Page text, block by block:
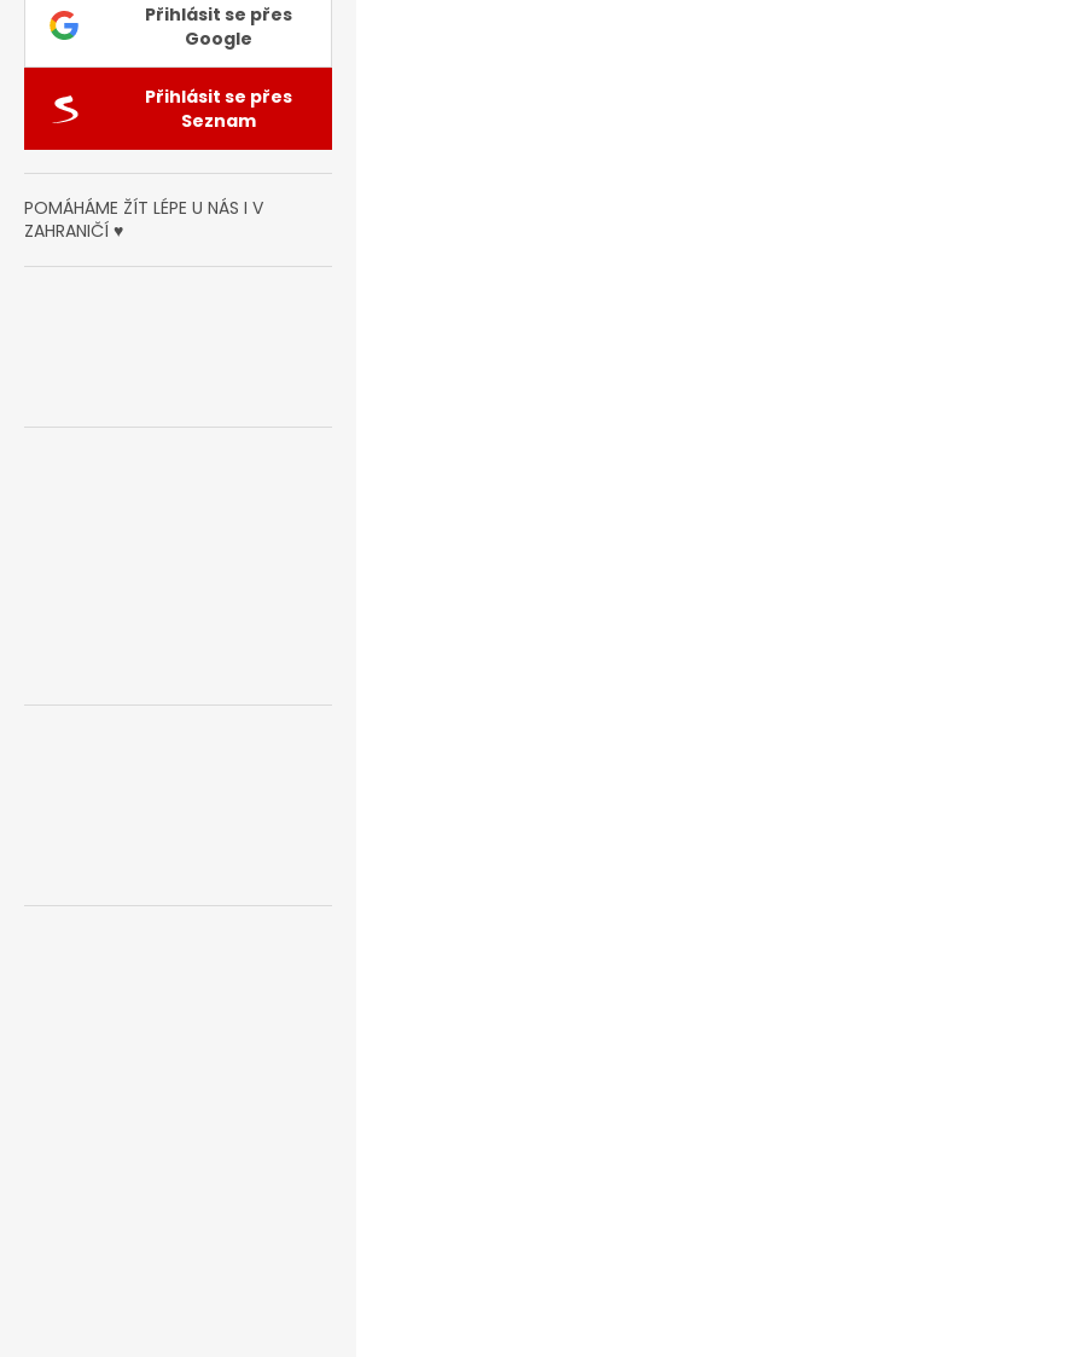
Přihlásit se přes
Google
Přihlásit se přes
Seznam
POMÁHÁME ŽÍT LÉPE U NÁS I V
ZAHRANIČÍ ♥